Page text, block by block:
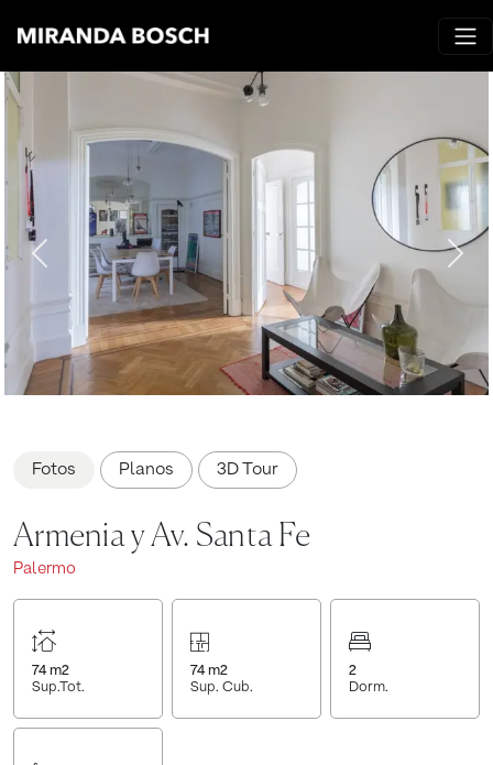
Fotos Planos 3D Tour
Armenia y Av. Santa Fe
Palermo
74m2
Sup.Tot.
74m2
Sup. Cub.
2
Dorm.